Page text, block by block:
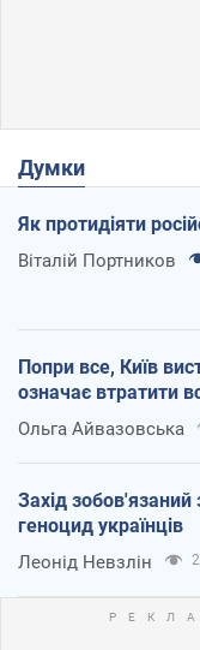
Думки
Як протидіяти
Віталій Портников
Попри все, Київ
означає втратити
Ольга Айвазовська
Захід зобов'язаний
геноцид українців
Леонід Невзлін